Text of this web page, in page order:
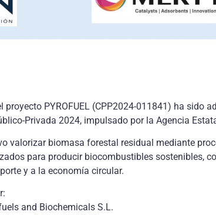
proyecto PYROFUEL (CPP2024-011841) ha sido
Privada 2024, impulsado por la Agencia
valorizar biomasa forestal residual mediante
para producir biocombustibles sostenibles,
y a la economía circular.
and Biochemicals S.L.